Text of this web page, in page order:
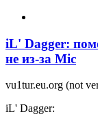
iL' Dagger:
не из-за Mic
vu1tur.eu.org (not
iL' Dagger: